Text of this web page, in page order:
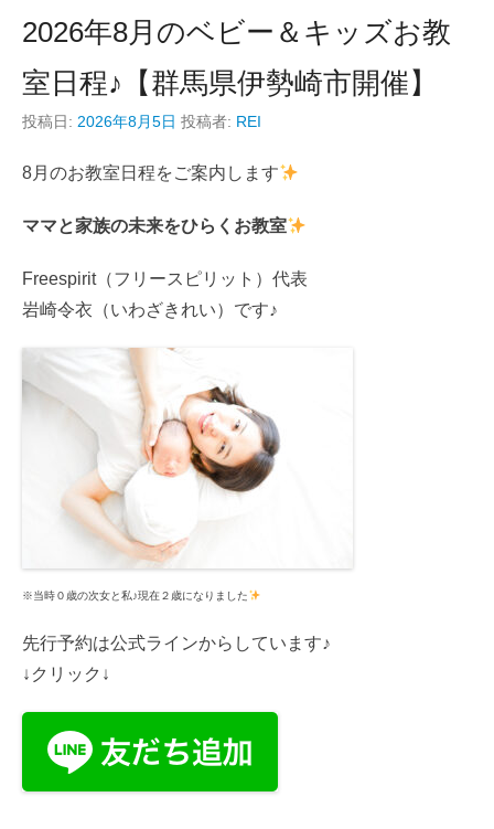
2026年8月のベビー＆キッズお教
室日程♪【群馬県伊勢崎市開催】
投稿日: 2026年8月5日 投稿者: REI
8月のお教室日程をご案内します
ママと家族の未来をひらくお教室
Freespirit（フリースピリット）代表
岩崎令衣（いわざきれい）です♪
※当時０歳の次女と私♪現在２歳になりました
先行予約は公式ラインからしています♪
↓クリック↓